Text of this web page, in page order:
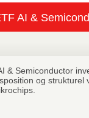
AI &
& Semiconductor
og strukturel